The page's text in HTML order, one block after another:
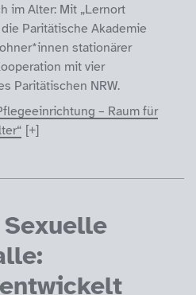
im Alter: Mit „Lernort
Paritätische Akademie
stationärer
mit vier
Paritätischen NRW.
– Raum für